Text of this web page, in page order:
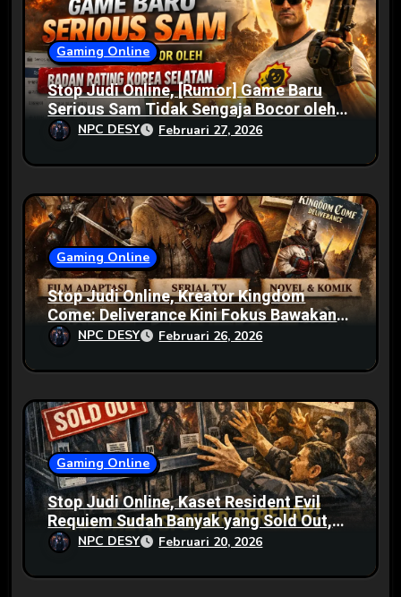
Gaming Online
Stop Judi Online, [Rumor] Game Baru
Serious Sam Tidak Sengaja Bocor oleh
Badan Rating Korea Selatan
NPC DESY Februari 27, 2026
Gaming Online
Stop Judi Online, Kreator Kingdom
Come: Deliverance Kini Fokus Bawakan
Gamenya ke Medium Lain
NPC DESY Februari 26, 2026
Gaming Online
Stop Judi Online, Kaset Resident Evil
Requiem Sudah Banyak yang Sold Out,
Waspada Spoiler di Internet
NPC DESY Februari 20, 2026